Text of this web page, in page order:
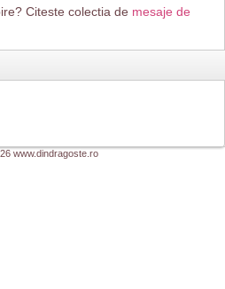
Citeste colectia de mesaje de
www.dindragoste.ro